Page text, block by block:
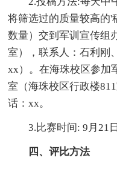
将筛选过的质量较高的'
数量）交到军训宣传组
室），联系人：石利刚
xx）。在海珠校区参加
室（海珠校区行政楼
话：xx。
3.比赛时间: 9月21日
四、评比方法